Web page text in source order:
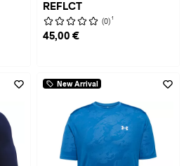
REFLCT
(0) 1
45,00 €
New Arrival